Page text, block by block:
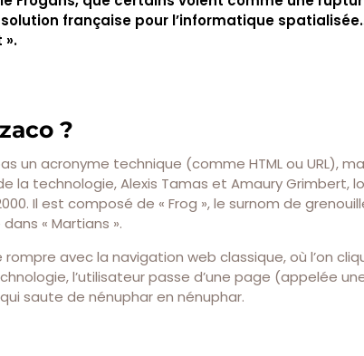
française pour l’informatique
».
?
un acronyme technique (comme HTML ou URL),
la technologie, Alexis Tamas et Amaury Grimbert,
Il est composé de « Frog », le surnom de
« Martians ».
avec la navigation web classique, où l’on
l’utilisateur passe d’une page (appelée
saute de nénuphar en nénuphar.